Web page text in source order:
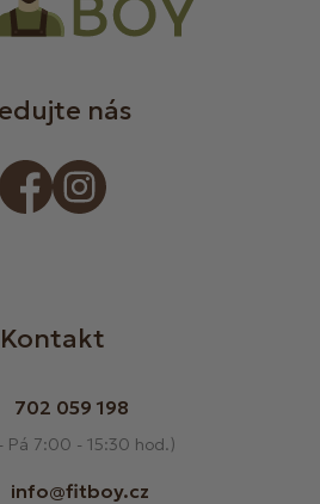
nás
Kontakt
702 059 198
Pá 7:00 - 15:30 hod.)
info@fitboy.cz